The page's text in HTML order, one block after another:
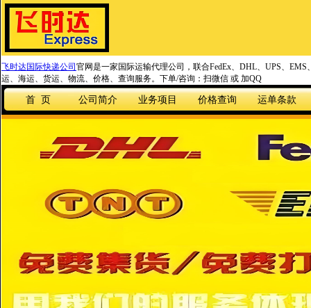
飞时达国际快递公司 官网是一家国际运输代理公司，联合FedEx、DHL、UPS、
运、海运、货运、物流、价格、查询服务。下单/咨询：扫微信 或 加QQ
首 页 公司简介 业务项目 价格查询 运单条款